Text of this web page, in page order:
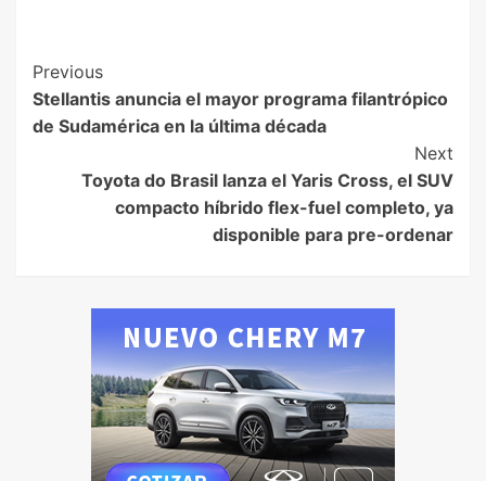
Previous
Stellantis anuncia el mayor programa filantrópico
de Sudamérica en la última década
Next
Toyota do Brasil lanza el Yaris Cross, el SUV
compacto híbrido flex-fuel completo, ya
disponible para pre-ordenar